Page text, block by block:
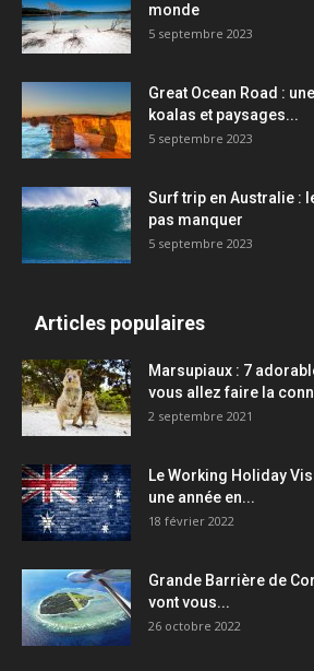
monde
5 septembre 2023
Great Ocean Road :
koalas et paysages...
5 septembre 2023
Surf trip en Australie :
pas manquer
5 septembre 2023
Articles populaires
Marsupiaux : 7
vous allez faire la
2 septembre 2021
Le Working Holiday
une année en...
18 février 2022
Grande Barrière de
vont vous...
26 octobre 2022